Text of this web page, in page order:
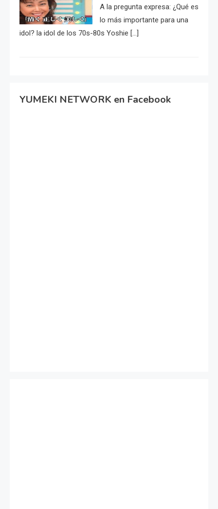
A la pregunta expresa: ¿Qué es
lo más importante para una
idol? la idol de los 70s-80s Yoshie […]
YUMEKI NETWORK en Facebook